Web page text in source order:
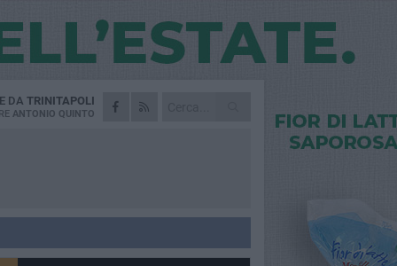
DA TRINITAPOLI
ANTONIO QUINTO